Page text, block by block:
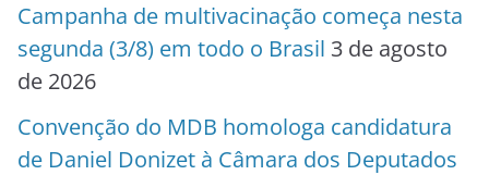
Campanha de multivacinação começa nesta
segunda (3/8) em todo o Brasil 3 de agosto
de 2026
Convenção do MDB homologa candidatura
de Daniel Donizet à Câmara dos Deputados